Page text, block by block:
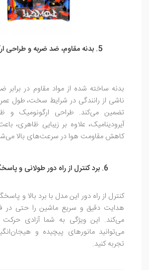
5. بدنه مقاوم، ضد ضربه و طراحی ارگونومیک
بدنه ساخته شده از مواد مقاوم در برابر
ناشی از رانندگی در شرایط سخت، طول
تضمین می‌کند. طراحی ارگونومیک و
آیرودینامیک، علاوه بر زیبایی ظاهری،
کاهش مقاومت هوا در سرعت‌های بالا
6. برد کنترل از راه دور طولانی و پاسخگویی سریع
کنترل از راه دور این مدل با برد بالا و
هدایت دقیق و سریع ماشین را حتی در
می‌کند. این ویژگی به شما آزادی
می‌توانید مانورهای پیچیده و
تجربه کنید.